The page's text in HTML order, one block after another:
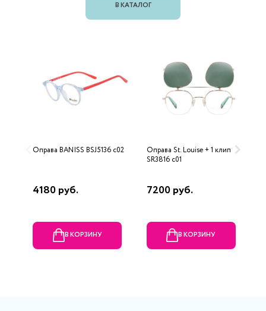
В КАТАЛОГ
Оправа BANISS BSJ5136 c02
4180 руб.
В КОРЗИНУ
Оправа St. Louise + 1 клип
SR3816 c01
7200 руб.
В КОРЗИНУ